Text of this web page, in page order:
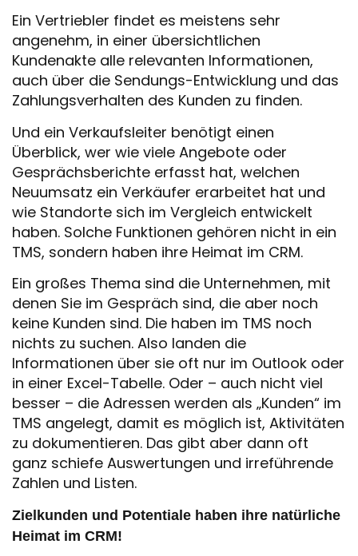
Ein Vertriebler findet es meistens sehr
angenehm, in einer übersichtlichen
Kundenakte alle relevanten Informationen,
auch über die Sendungs-Entwicklung und das
Zahlungsverhalten des Kunden zu finden.
Und ein Verkaufsleiter benötigt einen
Überblick, wer wie viele Angebote oder
Gesprächsberichte erfasst hat, welchen
Neuumsatz ein Verkäufer erarbeitet hat und
wie Standorte sich im Vergleich entwickelt
haben. Solche Funktionen gehören nicht in ein
TMS, sondern haben ihre Heimat im CRM.
Ein großes Thema sind die Unternehmen, mit
denen Sie im Gespräch sind, die aber noch
keine Kunden sind. Die haben im TMS noch
nichts zu suchen. Also landen die
Informationen über sie oft nur im Outlook oder
in einer Excel-Tabelle. Oder – auch nicht viel
besser – die Adressen werden als „Kunden“ im
TMS angelegt, damit es möglich ist, Aktivitäten
zu dokumentieren. Das gibt aber dann oft
ganz schiefe Auswertungen und irreführende
Zahlen und Listen.
Zielkunden und Potentiale haben ihre natürliche
Heimat im CRM!